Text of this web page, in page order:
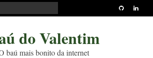
do Valentim
baú mais bonito da internet